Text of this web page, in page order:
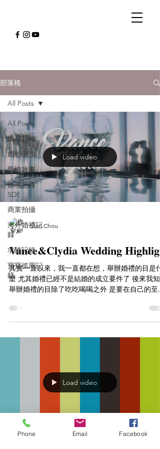
部落格
All Posts
婚禮記錄
婚紗側拍
愛情故事
婚禮記錄
SDE
商業拍攝
海外婚禮記
錄
求婚記錄
寶寶抓周記
錄
All Posts
Load video
Stan Chou
Vance&Clydia Wedding
其實一直以來，我一直都在想，舉辦婚禮的目是什
麼 尤其婚禮已經不是結婚的成立要件了 後來我知
舉辦婚禮的目除了吃吃喝喝之外 是要在自己的至親
最後有小彩蛋喔~記得看完＾＾ Groom:Vance
Lian...
Load video
Phone Email Facebook